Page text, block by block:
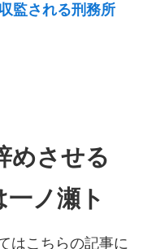
監される刑務所
めさせる
ノ瀬ト
はこちらの記事に